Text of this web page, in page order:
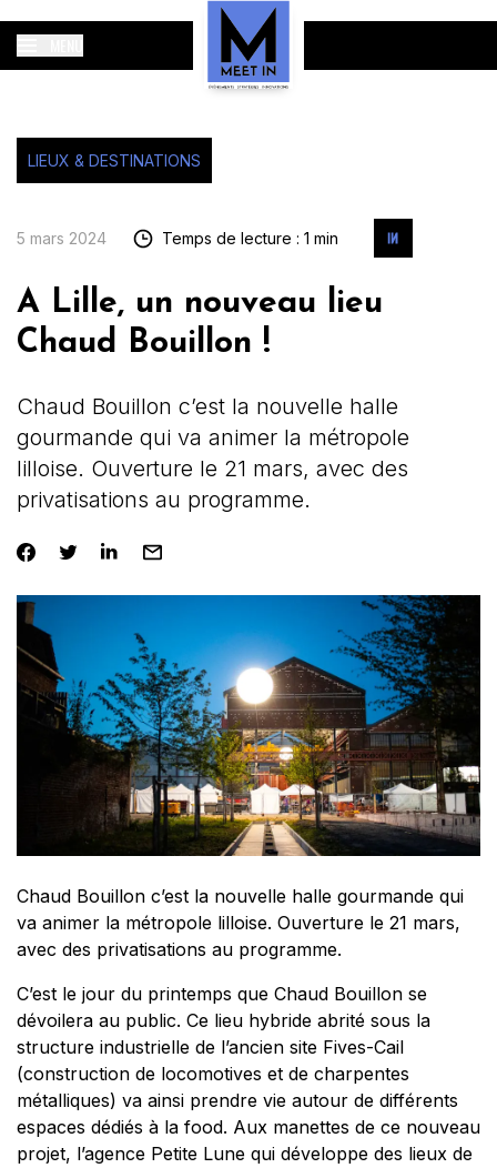
LIEUX & DESTINATIONS
5 mars 2024 Temps de lecture : 1 min
A Lille, un nouveau lieu
Chaud Bouillon !
Chaud Bouillon c’est la nouvelle halle
gourmande qui va animer la métropole
lilloise. Ouverture le 21 mars, avec des
privatisations au programme.
Chaud Bouillon c’est la nouvelle halle gourmande qui
va animer la métropole lilloise. Ouverture le 21 mars,
avec des privatisations au programme.
C’est le jour du printemps que Chaud Bouillon se
dévoilera au public. Ce lieu hybride abrité sous la
structure industrielle de l’ancien site Fives-Cail
(construction de locomotives et de charpentes
métalliques) va ainsi prendre vie autour de différents
espaces dédiés à la food. Aux manettes de ce nouveau
projet, l’agence Petite Lune qui développe des lieux de